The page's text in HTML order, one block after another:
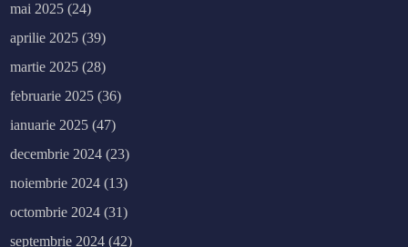
mai 2025 (24)
aprilie 2025 (39)
martie 2025 (28)
februarie 2025 (36)
ianuarie 2025 (47)
decembrie 2024 (23)
noiembrie 2024 (13)
octombrie 2024 (31)
septembrie 2024 (42)